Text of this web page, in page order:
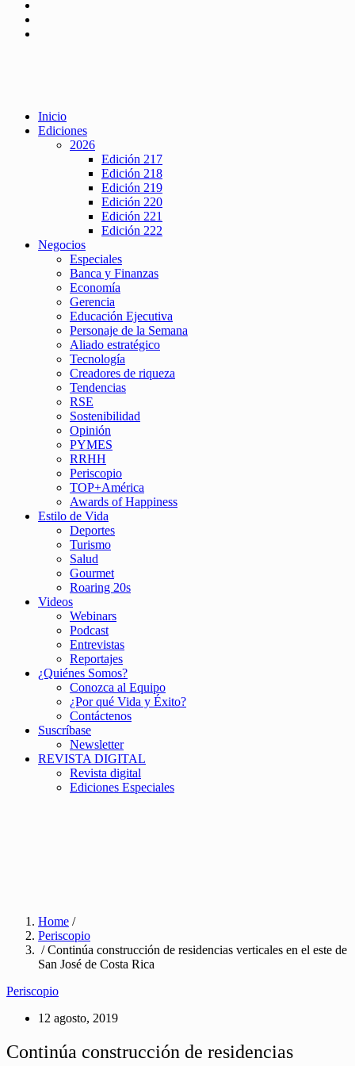
Inicio
Ediciones
2026
Edición 217
Edición 218
Edición 219
Edición 220
Edición 221
Edición 222
Negocios
Especiales
Banca y Finanzas
Economía
Gerencia
Educación Ejecutiva
Personaje de la Semana
Aliado estratégico
Tecnología
Creadores de riqueza
Tendencias
RSE
Sostenibilidad
Opinión
PYMES
RRHH
Periscopio
TOP+América
Awards of Happiness
Estilo de Vida
Deportes
Turismo
Salud
Gourmet
Roaring 20s
Videos
Webinars
Podcast
Entrevistas
Reportajes
¿Quiénes Somos?
Conozca al Equipo
¿Por qué Vida y Éxito?
Contáctenos
Suscríbase
Newsletter
REVISTA DIGITAL
Revista digital
Ediciones Especiales
Home /
Periscopio
/ Continúa construcción de residencias verticales en el este de
San José de Costa Rica
Periscopio
12 agosto, 2019
Continúa construcción de residencias